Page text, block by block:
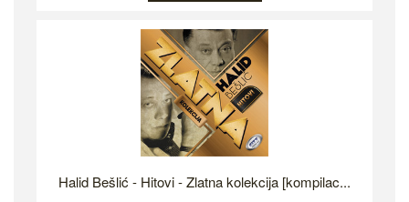
Halid Bešlić - Hitovi - Zlatna kolekcija [kompilac...